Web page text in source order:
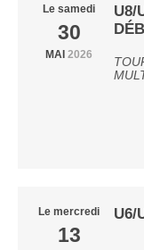
Le samedi
30
MAI 2026
U8/
Le mercredi
13
U6/